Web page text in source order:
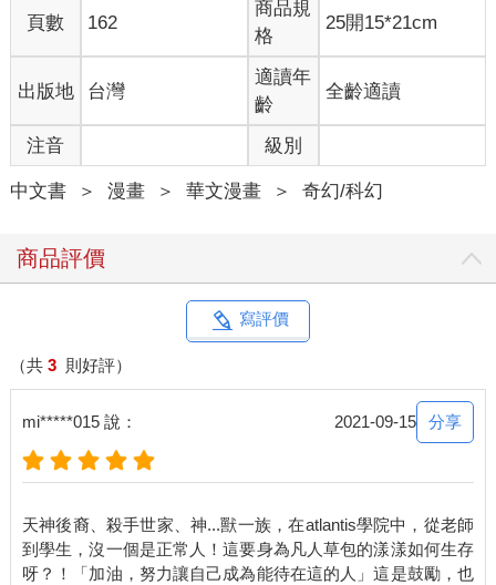
頁數 162
商品規
格
25開15*21cm
出版地 台灣
適讀年
齡
全齡適讀
注音 級別
中文書 ＞ 漫畫 ＞ 華文漫畫 ＞ 奇幻/科幻
商品評價
寫評價
（共 3 則好評）
mi*****015 說： 2021-09-15 分享
天神後裔、殺手世家、神...獸一族，在atlantis學院中，從老師
到學生，沒一個是正常人！這要身為凡人草包的漾漾如何生存
呀？！「加油，努力讓自己成為能待在這的人」這是鼓勵，也